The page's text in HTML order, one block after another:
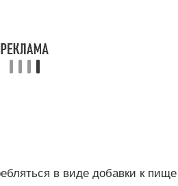
в виде добавки к пище